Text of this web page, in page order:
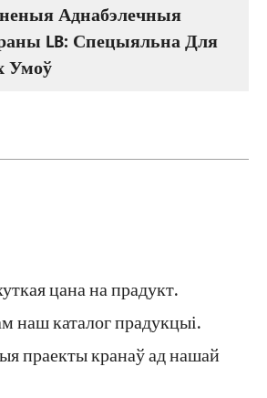
Аднабэлечныя
LB: Спецыяльна Для
Умоў
цана на прадукт.
наш каталог прадукцыі.
праекты кранаў ад нашай